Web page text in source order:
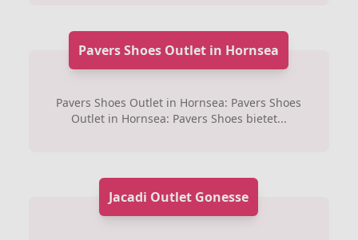
Pavers Shoes Outlet in Hornsea
Pavers Shoes Outlet in Hornsea: Pavers Shoes
Outlet in Hornsea: Pavers Shoes bietet...
Jacadi Outlet Gonesse